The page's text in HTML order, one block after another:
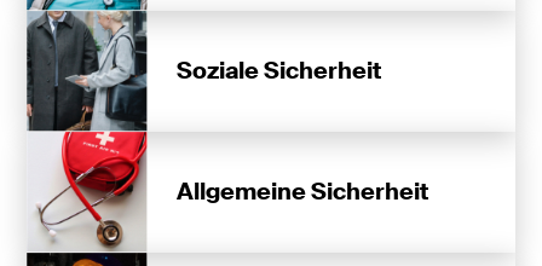
Soziale Sicherheit
Allgemeine Sicherheit